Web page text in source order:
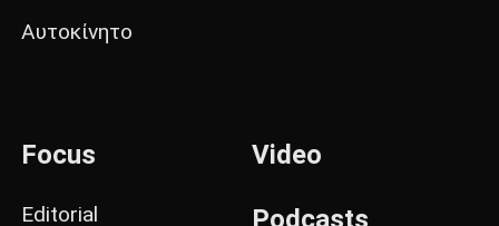
Αυτοκίνητο
Focus
Editorial
Video